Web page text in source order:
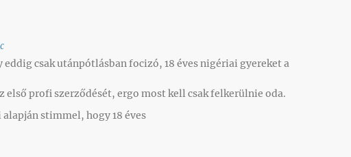
eddig csak utánpótlásban focizó, 18 éves nigériai gyereket a
első profi szerződését, ergo most kell csak felkerülnie oda.
alapján stimmel, hogy 18 éves